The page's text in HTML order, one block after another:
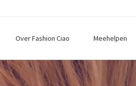
Over Fashion Ciao Meehelpen